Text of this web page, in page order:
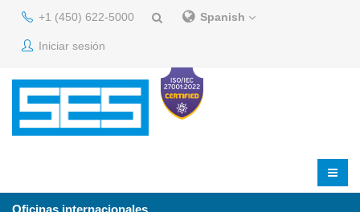
+1 (450) 622-5000 Spanish
Iniciar sesión
Oficinas internacionales